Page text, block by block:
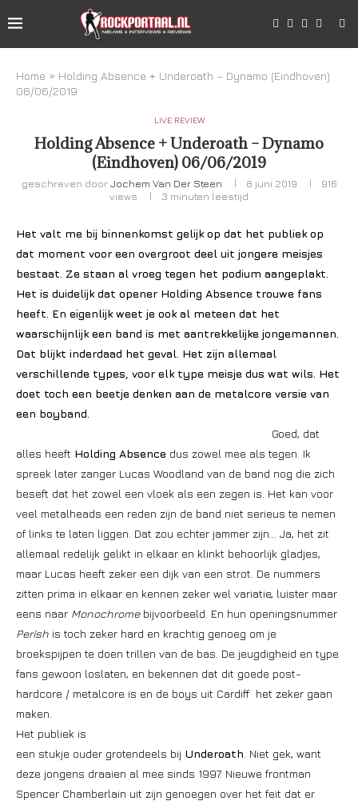
Home » Holding Absence + Underoath – Dynamo (Eindhoven)
06/06/2019
LIVE REVIEW
Holding Absence + Underoath – Dynamo
(Eindhoven) 06/06/2019
geschreven doorJochem Van Der Steen 8 juni 2019
916
views
3 minuten leestijd
Het valt me bij binnenkomst gelijk op dat het publiek op
dat moment voor een overgroot deel uit jongere meisjes
bestaat. Ze staan al vroeg tegen het podium aangeplakt.
Het is duidelijk dat opener Holding Absence trouwe fans
heeft. En eigenlijk weet je ook al meteen dat het
waarschijnlijk een band is met aantrekkelijke jongemannen.
Dat blijkt inderdaad het geval. Het zijn allemaal
verschillende types, voor elk type meisje dus wat wils. Het
doet toch een beetje denken aan de metalcore versie van
een boyband.
Goed, dat
alles heeft Holding Absence dus zowel mee als tegen. Ik
spreek later zanger Lucas Woodland van de band nog die zich
beseft dat het zowel een vloek als een zegen is. Het kan voor
veel metalheads een reden zijn de band niet serieus te nemen
of links te laten liggen. Dat zou echter jammer zijn… Ja, het zit
allemaal redelijk gelikt in elkaar en klinkt behoorlijk gladjes,
maar Lucas heeft zeker een dijk van een strot. De nummers
zitten prima in elkaar en kennen zeker wel variatie, luister maar
eens naar Monochromebijvoorbeeld. En hun openingsnummer
Perish is toch zeker hard en krachtig genoeg om je
broekspijpen te doen trillen van de bas. De jeugdigheid en type
fans gewoon loslaten, en bekennen dat dit goede post-
hardcore / metalcore is en de boys uit Cardiff het zeker gaan
maken.
Het publiek is
een stukje ouder grotendeels bij Underoath . Niet gek, want
deze jongens draaien al mee sinds 1997. Nieuwe frontman
Spencer Chamberlain uit zijn genoegen over het feit dat er